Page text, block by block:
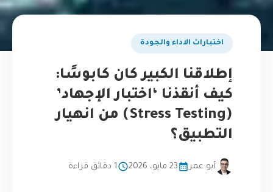
اختبارات الاداء والجودة
إطلاقنا الكبير كان كابوسًا:
كيف أنقذنا ‘اختبار الإجهاد’
(Stress Testing) من انهيار
التطبيق؟
أبو عمر 23 مايو، 2026 1 دقائق قراءة